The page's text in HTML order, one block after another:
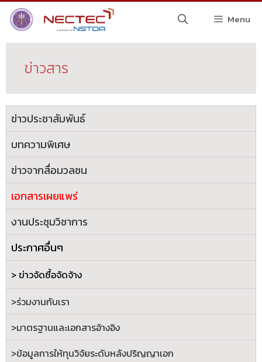
Menu
ข่าวสาร
ข่าวประชาสัมพันธ์
บทความพิเศษ
ข่าวจากสื่อมวลชน
เอกสารเผยแพร่
งานประชุมวิชาการ
ประกาศอื่นๆ
> ข่าวจัดซื้อจัดจ้าง
>ร่วมงานกับเรา
>มาตรฐานและเอกสารอ้างอิง
>ข้อมูลการให้ทุนวิจัยระดับหลังปริญญาเอก